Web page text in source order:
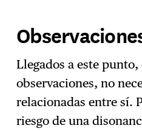
Llegados a este
observaciones, no
relacionadas entre sí.
riesgo de una